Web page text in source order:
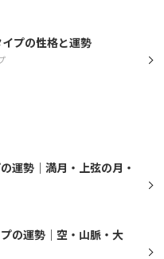
プの性格と運勢
運勢｜満月・上弦の月・
の運勢｜空・山脈・大